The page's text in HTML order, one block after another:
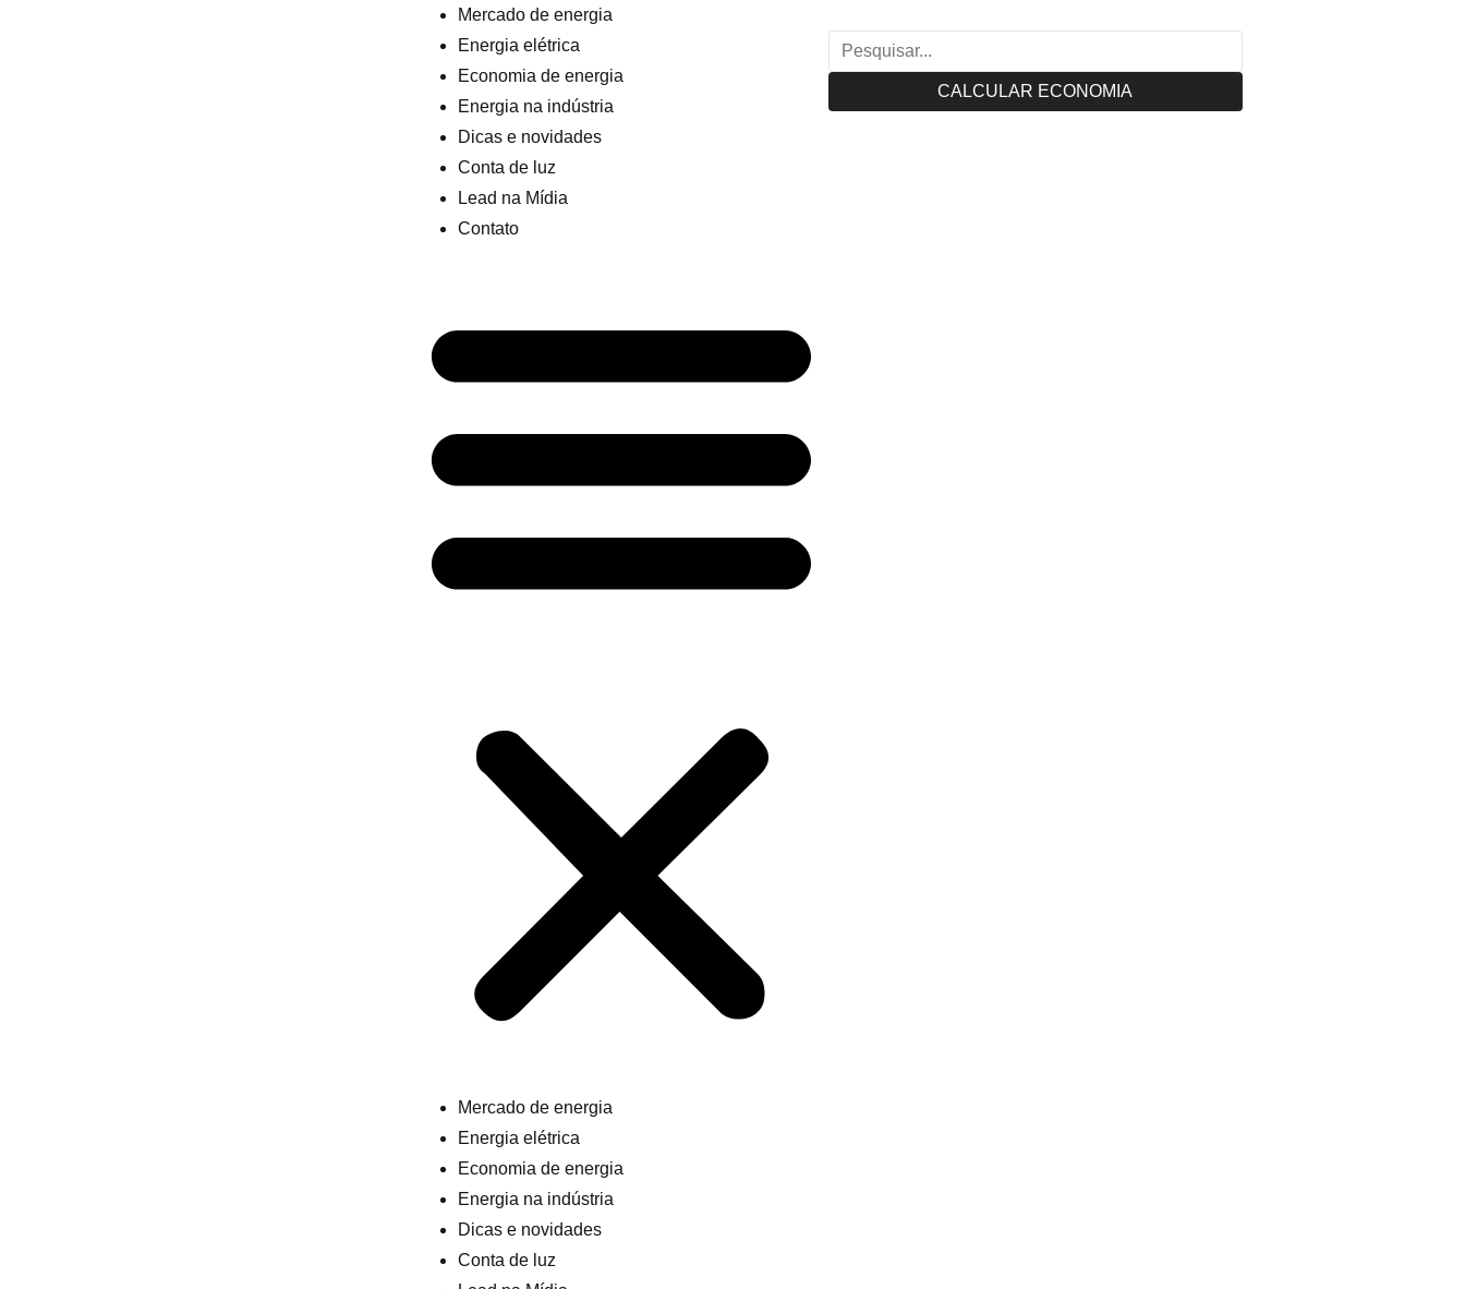
Mercado de energia
Energia elétrica
Economia de energia
Energia na indústria
Dicas e novidades
Conta de luz
Lead na Mídia
Contato
Mercado de energia
Energia elétrica
Economia de energia
Energia na indústria
Dicas e novidades
Conta de luz
CALCULAR ECONOMIA